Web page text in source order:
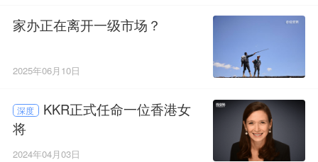
家办正在离开一级市场？
2025年06月10日
深度
KKR正式任命一位香港女
将
2024年04月03日